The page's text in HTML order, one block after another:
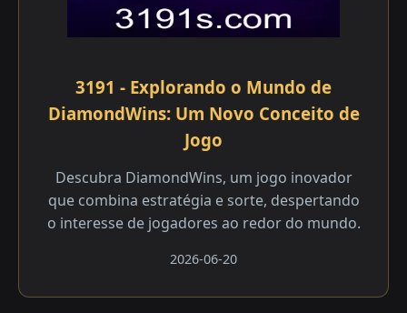
3191 - Explorando o Mundo de
DiamondWins: Um Novo Conceito de
Jogo
Descubra DiamondWins, um jogo inovador
que combina estratégia e sorte, despertando
o interesse de jogadores ao redor do mundo.
2026-06-20